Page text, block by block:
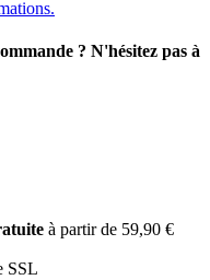
? N'hésitez pas à
à partir de 59,90 €
SSL